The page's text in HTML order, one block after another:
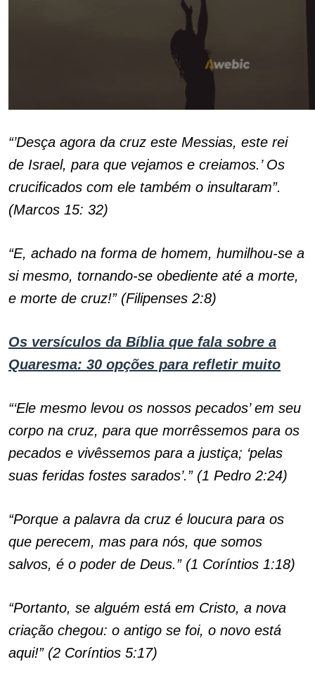
“’Desça agora da cruz este Messias, este rei
de Israel, para que vejamos e creiamos.’ Os
crucificados com ele também o insultaram”.
(Marcos 15: 32)
“E, achado na forma de homem, humilhou-se a
si mesmo, tornando-se obediente até a morte,
e morte de cruz!” (Filipenses 2:8)
Os versículos da Bíblia que fala sobre a
Quaresma: 30 opções para refletir muito
“‘Ele mesmo levou os nossos pecados’ em seu
corpo na cruz, para que morrêssemos para os
pecados e vivêssemos para a justiça; ‘pelas
suas feridas fostes sarados’.” (1 Pedro 2:24)
“Porque a palavra da cruz é loucura para os
que perecem, mas para nós, que somos
salvos, é o poder de Deus.” (1 Coríntios 1:18)
“Portanto, se alguém está em Cristo, a nova
criação chegou: o antigo se foi, o novo está
aqui!” (2 Coríntios 5:17)